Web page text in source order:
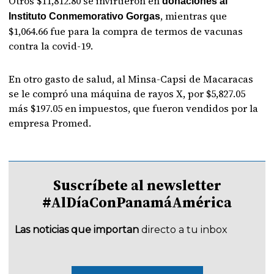
Instituto Conmemorativo Gorgas, mientras que
$1,064.66 fue para la compra de termos de vacunas
contra la covid-19.
En otro gasto de salud, al Minsa-Capsi de Macaracas
se le compró una máquina de rayos X, por $5,827.05
más $197.05 en impuestos, que fueron vendidos por la
empresa Promed.
Suscríbete al newsletter
#AlDíaConPanamáAmérica
Las noticias que importan directo a tu inbox